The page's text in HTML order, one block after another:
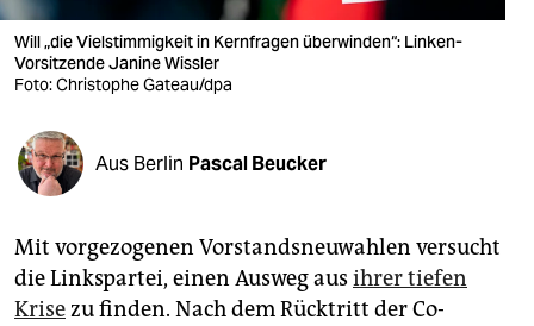
verlag
verlag
shop
fragen & hilfe
unterstützen
abo
Will „die Vielstimmigkeit in Kernfragen überwinden“: Linken-
Vorsitzende Janine Wissler
Foto: Christophe Gateau/dpa
Aus Berlin Pascal Beucker
Mit vorgezogenen Vorstandsneuwahlen versucht
die Linkspartei, einen Ausweg aus ihrer tiefen
Krisezu finden. Nach dem Rücktritt der Co-